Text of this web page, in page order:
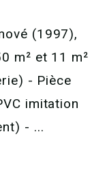
(1997),
m² et 11 m²
- Pièce
imitation
- ...